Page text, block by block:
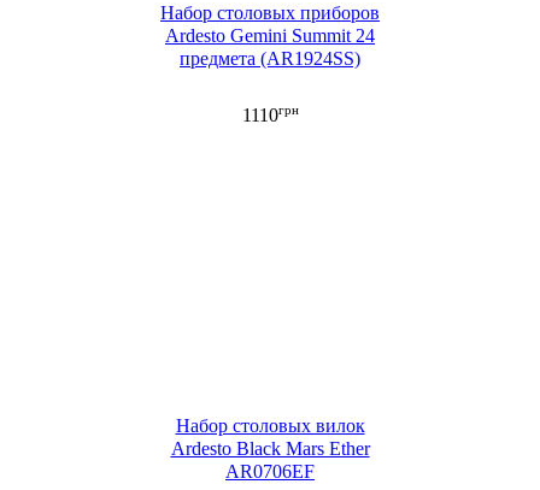
Набор столовых приборов
Ardesto Gemini Summit 24
предмета (AR1924SS)
1110грн
Набор столовых вилок
Ardesto Black Mars Ether
AR0706EF